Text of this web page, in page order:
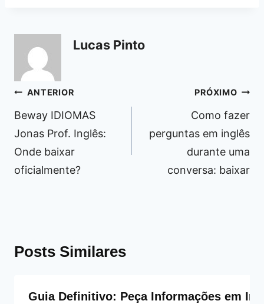
Lucas Pinto
Navegação
de
Post
ANTERIOR
Beway IDIOMAS
Jonas Prof. Inglês:
Onde baixar
oficialmente?
PRÓXIMO
Como fazer
perguntas em inglês
durante uma
conversa: baixar
Posts Similares
Guia Definitivo: Peça Informações em